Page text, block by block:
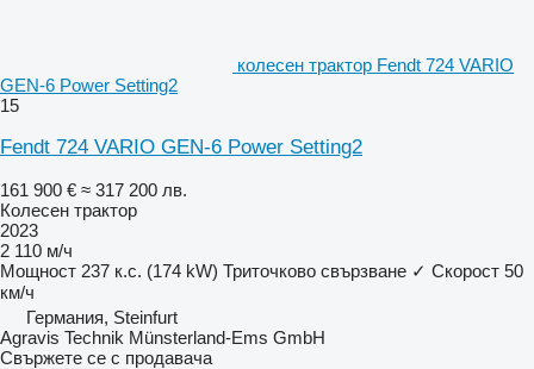
колесен трактор Fendt 724 VARIO
GEN-6 Power Setting2
15
Fendt 724 VARIO GEN-6 Power Setting2
161 900 € ≈ 317 200 лв.
Колесен трактор
2023
2 110 м/ч
Мощност 237 к.с. (174 kW) Триточково свързване ✓ Скорост 50
км/ч
Германия, Steinfurt
Agravis Technik Münsterland-Ems GmbH
Свържете се с продавача